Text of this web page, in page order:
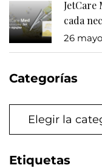
JetCare
cada
26
Categorías
Categorías
Etiquetas